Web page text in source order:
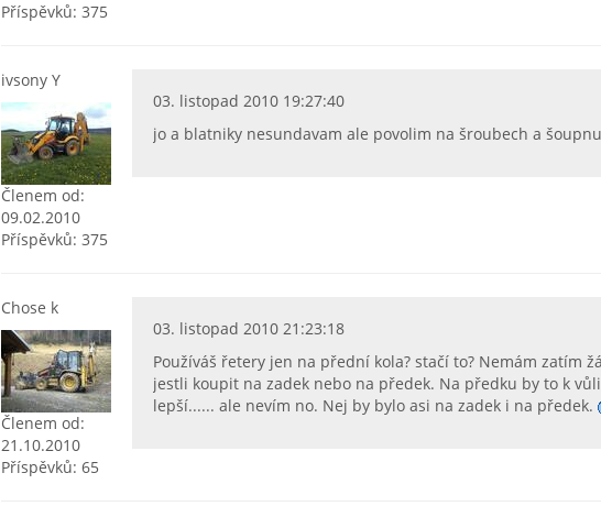
Příspěvků: 375
ivsony Y
Členem od:
09.02.2010
Příspěvků: 375
03. listopad 2010 19:27:40
jo a blatniky nesundavam ale povolim na šroubech a
Chose k
Členem od:
21.10.2010
Příspěvků: 65
03. listopad 2010 21:23:18
Používáš řetery jen na přední kola? stačí to? Nemám zatím
jestli koupit na zadek nebo na předek. Na předku by to k
lepší...... ale nevím no. Nej by bylo asi na zadek i na předek.